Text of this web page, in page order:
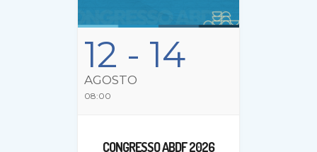
12 - 14
AGOSTO
08:00
CONGRESSO ABDF 2026